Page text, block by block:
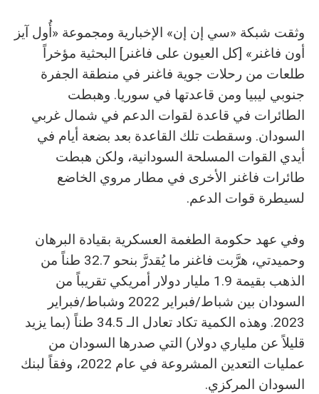
وثقت شبكة «سي إن إن» الإخبارية ومجموعة «أُول آيز
أون فاغنر» [كل العيون على فاغنر] البحثية مؤخراً
طلعات من رحلات جوية فاغنر في منطقة الجفرة
جنوبي ليبيا ومن قاعدتها في سوريا. وهبطت
الطائرات في قاعدة لقوات الدعم في شمال غربي
السودان. وسقطت تلك القاعدة بعد بضعة أيام في
أيدي القوات المسلحة السودانية، ولكن هبطت
طائرات فاغنر الأخرى في مطار مروي الخاضع
لسيطرة قوات الدعم.
وفي عهد حكومة الطغمة العسكرية بقيادة البرهان
وحميدتي، هرَّبت فاغنر ما يُقدرَّ بنحو 32.7 طناً من
الذهب بقيمة 1.9 مليار دولار أمريكي تقريباً من
السودان بين شباط/فبراير 2022 وشباط/فبراير
2023. وهذه الكمية تكاد تعادل الـ 34.5 طناً (بما يزيد
قليلاً عن ملياري دولار) التي صدرها السودان من
عمليات التعدين المشروعة في عام 2022، وفقاً لبنك
السودان المركزي.